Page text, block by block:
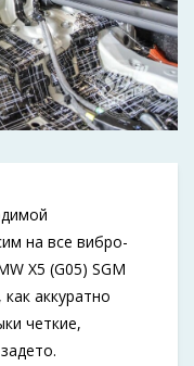
на все вибро-
X5 (G05) SGM
аккуратно
четкие,